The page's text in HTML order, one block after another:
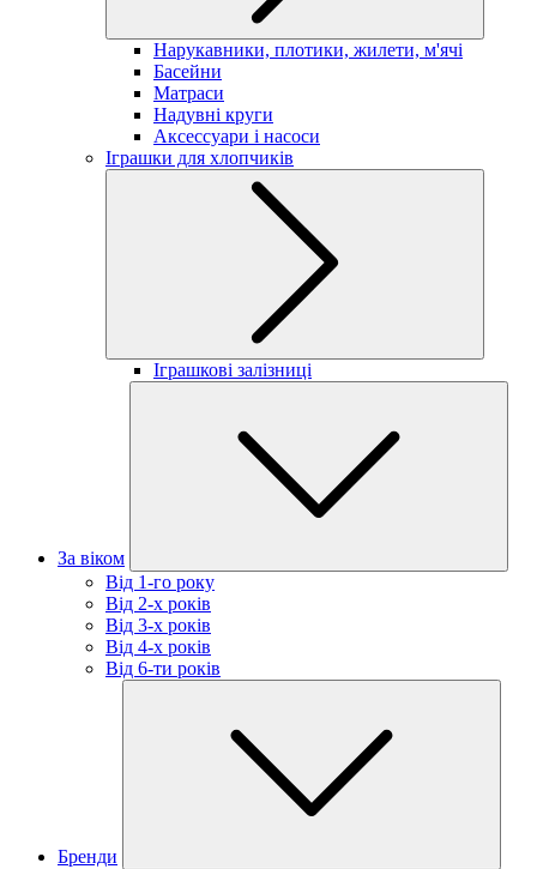
Нарукавники, плотики, жилети, м'ячі
Басейни
Матраси
Надувні круги
Аксессуари і насоси
Іграшки для хлопчиків
Іграшкові залізниці
За віком
Від 1-го року
Від 2-х років
Від 3-х років
Від 4-х років
Від 6-ти років
Бренди